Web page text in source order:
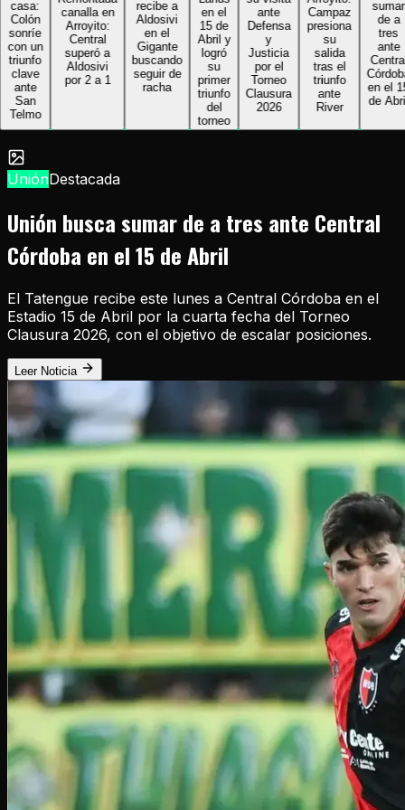
un
canalla en
Arroyito:
Central
superó a
Aldosivi
por 2 a 1
recibe a
Aldosivi
en el
Gigante
buscando
seguir de
racha
en el
15 de
Abril y
logró
primer
triunfo
torneo
ante
Defensa
Justicia
por el
Torneo
Clausura
2026
Campaz
presiona
salida
tras el
triunfo
ante
River
sumar
de a
tres
ante
Central
Córdoba
en el 15
de Abril
UniónDestacada
Unión busca sumar de a tres ante Central
Córdoba en el 15 de Abril
El Tatengue recibe este lunes a Central Córdoba en el
Estadio 15 de Abril por la cuarta fecha del Torneo
Clausura 2026, con el objetivo de escalar posiciones.
Leer Noticia